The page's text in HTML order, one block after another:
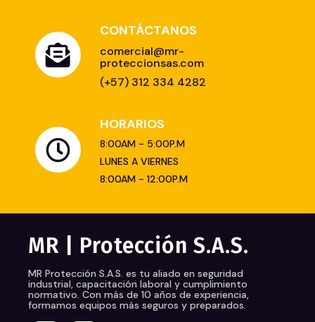
CONTÁCTANOS
HORARIOS
8:00AM - 5:00P.M
LUNES A VIERNES
8:00AM - 12:00P.M
MR | Protección S.A.S.
MR Protección S.A.S. es tu aliado en seguridad
industrial, capacitación laboral y cumplimiento
normativo. Con más de 10 años de experiencia,
formamos equipos más seguros y preparados.